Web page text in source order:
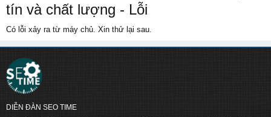
tín và chất lượng - Lỗi
Có lỗi xảy ra từ máy chủ. Xin thử lại sau.
DIỄN ĐÀN SEO TIME